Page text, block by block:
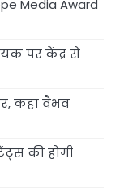
Media Award
पर केंद्र से
कहा वैभव
की होगी